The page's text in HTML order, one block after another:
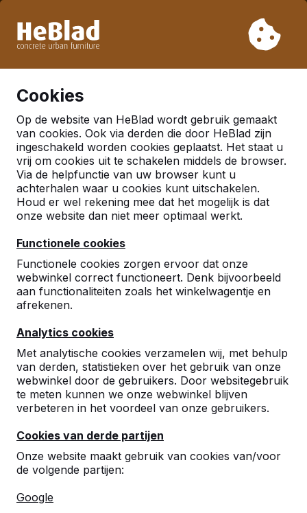
week 33. Houdt u daarom rekening met langere levertijden.
Cookies
Op de website van HeBlad wordt gebruik gemaakt
van cookies. Ook via derden die door HeBlad zijn
ingeschakeld worden cookies geplaatst. Het staat u
vrij om cookies uit te schakelen middels de browser.
Via de helpfunctie van uw browser kunt u
achterhalen waar u cookies kunt uitschakelen.
Houd er wel rekening mee dat het mogelijk is dat
onze website dan niet meer optimaal werkt.
Functionele cookies
Functionele cookies zorgen ervoor dat onze
webwinkel correct functioneert. Denk bijvoorbeeld
aan functionaliteiten zoals het winkelwagentje en
afrekenen.
Analytics cookies
Met analytische cookies verzamelen wij, met behulp
van derden, statistieken over het gebruik van onze
webwinkel door de gebruikers. Door websitegebruik
te meten kunnen we onze webwinkel blijven
verbeteren in het voordeel van onze gebruikers.
Cookies van derde partijen
Onze website maakt gebruik van cookies van/voor
de volgende partijen:
Google
Al meer dan 30.000 producten verkocht
Categorieën
Tafelvoetbal
Betonnen Tafelvoetbaltafel
€ 2.500,00 excl. BTW
Product bekijken